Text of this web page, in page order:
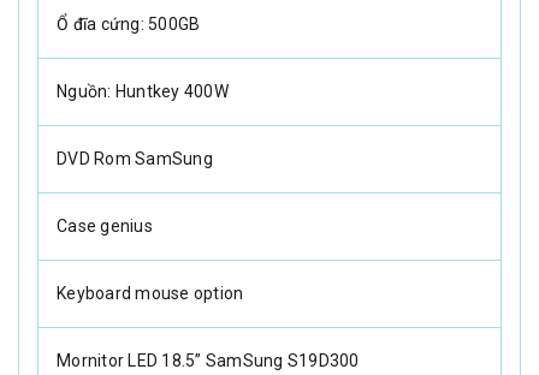
Ổ đĩa cứng: 500GB
Nguồn: Huntkey 400W
DVD Rom SamSung
Case genius
Keyboard mouse option
Mornitor LED 18.5” SamSung S19D300